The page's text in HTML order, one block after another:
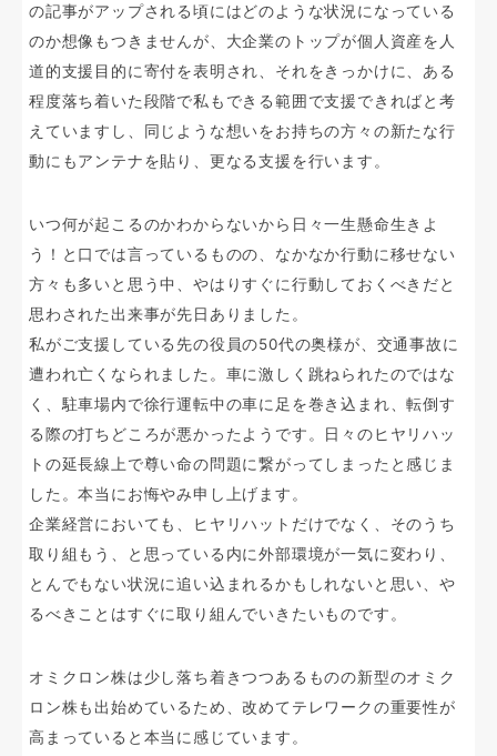
の記事がアップされる頃にはどのような状況になっている
のか想像もつきませんが、大企業のトップが個人資産を人
道的支援目的に寄付を表明され、それをきっかけに、ある
程度落ち着いた段階で私もできる範囲で支援できればと考
えていますし、同じような想いをお持ちの方々の新たな行
動にもアンテナを貼り、更なる支援を行います。
いつ何が起こるのかわからないから日々一生懸命生きよ
う！と口では言っているものの、なかなか行動に移せない
方々も多いと思う中、やはりすぐに行動しておくべきだと
思わされた出来事が先日ありました。
私がご支援している先の役員の50代の奥様が、交通事故に
遭われ亡くなられました。車に激しく跳ねられたのではな
く、駐車場内で徐行運転中の車に足を巻き込まれ、転倒す
る際の打ちどころが悪かったようです。日々のヒヤリハッ
トの延長線上で尊い命の問題に繋がってしまったと感じま
した。本当にお悔やみ申し上げます。
企業経営においても、ヒヤリハットだけでなく、そのうち
取り組もう、と思っている内に外部環境が一気に変わり、
とんでもない状況に追い込まれるかもしれないと思い、や
るべきことはすぐに取り組んでいきたいものです。
オミクロン株は少し落ち着きつつあるものの新型のオミク
ロン株も出始めているため、改めてテレワークの重要性が
高まっていると本当に感じています。